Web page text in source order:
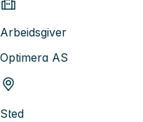
Arbeidsgiver
Optimera AS
Sted